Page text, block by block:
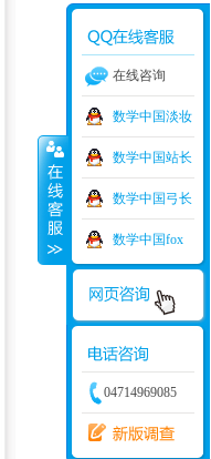
在线咨询
数学中国淡妆
数学中国站长
数学中国弓长
数学中国fox
04714969085